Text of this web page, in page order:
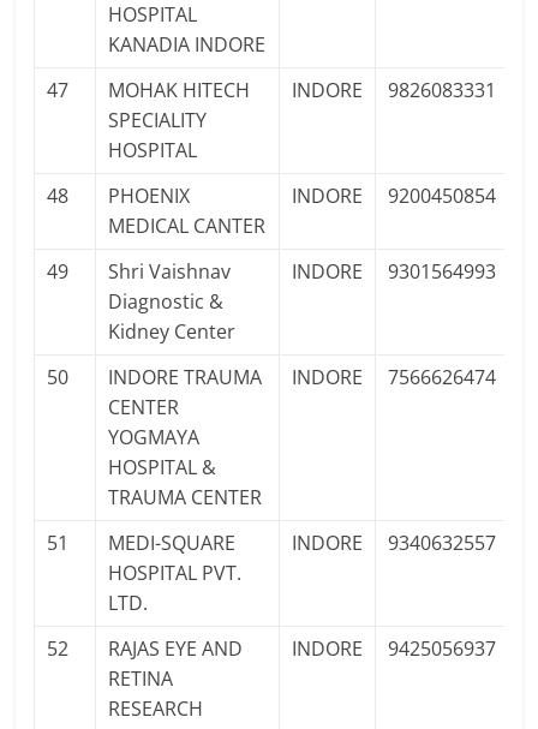
HOSPITAL
KANADIA INDORE
47
MOHAK HITECH
SPECIALITY
HOSPITAL
INDORE 9826083331
48
PHOENIX
MEDICAL CANTER
INDORE 9200450854
49
Shri Vaishnav
Diagnostic &
Kidney Center
INDORE 9301564993
50
INDORE TRAUMA
CENTER
YOGMAYA
HOSPITAL &
TRAUMA CENTER
INDORE 7566626474
51
MEDI-SQUARE
HOSPITAL PVT.
LTD.
INDORE 9340632557
52
RAJAS EYE AND
RETINA
RESEARCH
INDORE 9425056937